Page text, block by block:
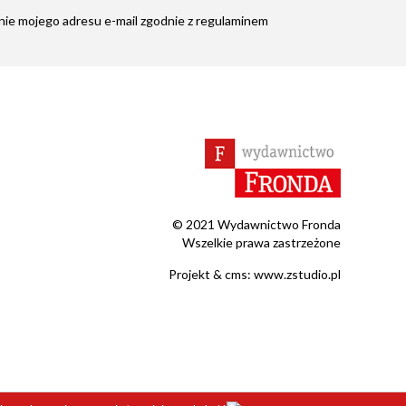
mojego adresu e-mail zgodnie zregulaminem
© 2021 Wydawnictwo Fronda
Wszelkie prawa zastrzeżone
Projekt & cms: www.zstudio.pl